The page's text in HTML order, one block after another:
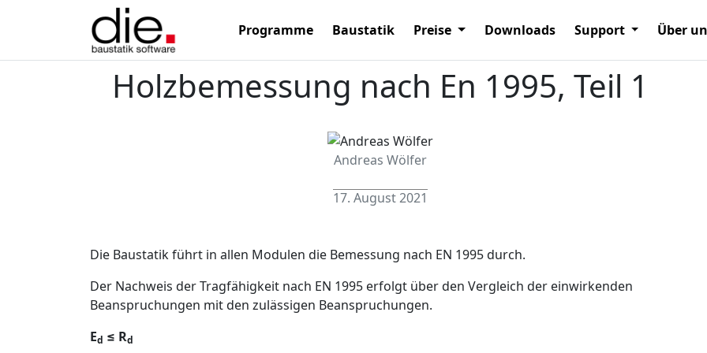
Programme Baustatik Preise Downloads Support Über
Holzbemessung nach En 1995, Teil 1
Andreas Wölfer
17. August 2021
Die Baustatik führt in allen Modulen die Bemessung nach EN 1995 durch.
Der Nachweis der Tragfähigkeit nach EN 1995 erfolgt über den Vergleich der einwirkenden
Beanspruchungen mit den zulässigen Beanspruchungen.
Ed ≤ Rd